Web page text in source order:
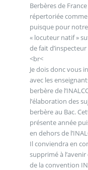
Berbères de
répertoriée comme
puisque pour
« locuteur natif »
de fait
<br<
Je dois donc vous
avec les
berbère de
l’élaboration des
berbère au Bac.
présente année
en dehors de
Il conviendra en
supprimé à
de la convention